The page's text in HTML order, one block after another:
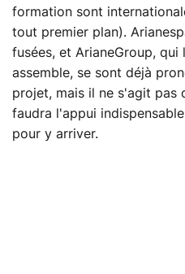
formation sont
tout premier plan).
fusées, et ArianeGroup,
assemble, se sont déjà
projet, mais il ne s'agit pas
faudra l'appui
pour y arriver.